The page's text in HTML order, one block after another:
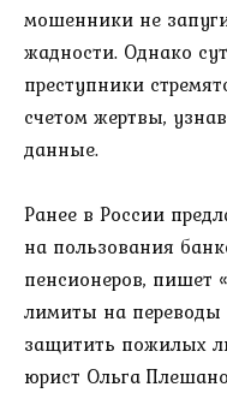
мошенники не
жадности. Однако
преступники
счетом жертвы,
данные.
Ранее в России
на пользования
пенсионеров, пишет «
лимиты на переводы
защитить пожилых
юрист Ольга